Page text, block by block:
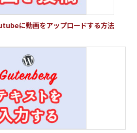
に動画をアップロードする方法